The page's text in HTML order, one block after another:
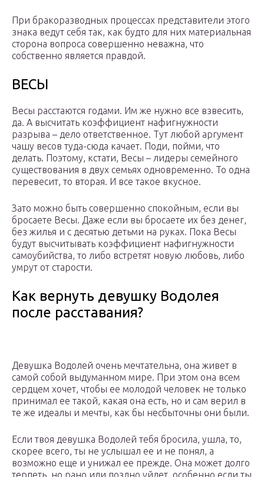
При бракоразводных процессах представители этого
знака ведут себя так, как будто для них материальная
сторона вопроса совершенно неважна, что
собственно является правдой.
ВЕСЫ
Весы расстаются годами. Им же нужно все взвесить,
да. А высчитать коэффициент нафигнужности
разрыва – дело ответственное. Тут любой аргумент
чашу весов туда-сюда качает. Поди, пойми, что
делать. Поэтому, кстати, Весы – лидеры семейного
существования в двух семьях одновременно. То одна
перевесит, то вторая. И все такое вкусное.
Зато можно быть совершенно спокойным, если вы
бросаете Весы. Даже если вы бросаете их без денег,
без жилья и с десятью детьми на руках. Пока Весы
будут высчитывать коэффициент нафигнужности
самоубийства, то либо встретят новую любовь, либо
умрут от старости.
Как вернуть девушку Водолея
после расставания?
Девушка Водолей очень мечтательна, она живет в
самой собой выдуманном мире. При этом она всем
сердцем хочет, чтобы ее молодой человек не только
принимал ее такой, какая она есть, но и сам верил в
те же идеалы и мечты, как бы несбыточны они были.
Если твоя девушка Водолей тебя бросила, ушла, то,
скорее всего, ты не услышал ее и не понял, а
возможно еще и унижал ее прежде. Она может долго
терпеть, но рано или поздно уйдет, особенно если ты